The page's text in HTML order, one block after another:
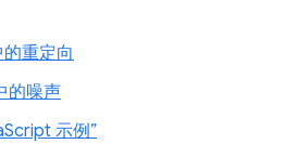
的重定向
的噪声
示例”